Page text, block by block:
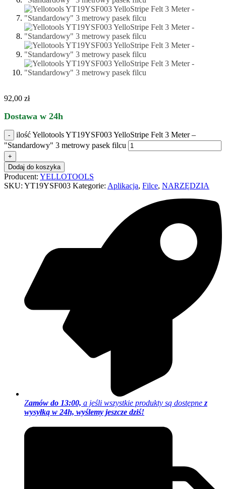
92,00 zł
Dostawa w 24h
ilość Yellotools YT19YSF003 YelloStripe Felt 3 Meter –
"Standardowy" 3 metrowy pasek filcu
Dodaj do koszyka
Producent: YELLOTOOLS
SKU: YT19YSF003 Kategorie: Aplikacja, Filce, NARZĘDZIA
Zamów do 13:00, a jeśli wszystkie produkty są dostępne z
wysyłką w 24h, wyślemy jeszcze dziś!